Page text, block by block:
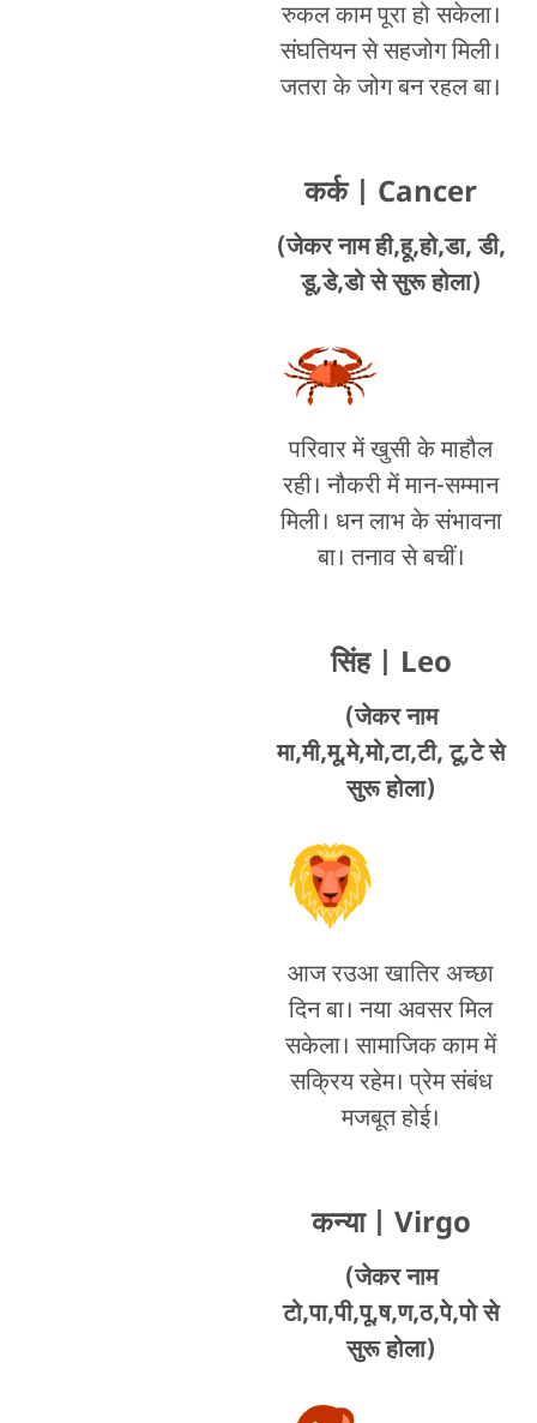
रुकल काम पूरा हो सकेला।
संघतियन से सहजोग मिली।
जतरा के जोग बन रहल बा।
कर्क | Cancer
(जेकर नाम ही,हू,हो,डा, डी,
डू,डे,डो से सुरू होला)
परिवार में खुसी के माहौल
रही। नौकरी में मान-सम्मान
मिली। धन लाभ के संभावना
बा। तनाव से बचीं।
सिंह | Leo
(जेकर नाम
मा,मी,मू,मे,मो,टा,टी, टू,टे से
सुरू होला)
आज रउआ खातिर अच्छा
दिन बा। नया अवसर मिल
सकेला। सामाजिक काम में
सक्रिय रहेम। प्रेम संबंध
मजबूत होई।
कन्या | Virgo
(जेकर नाम
टो,पा,पी,पू,ष,ण,ठ,पे,पो से
सुरू होला)